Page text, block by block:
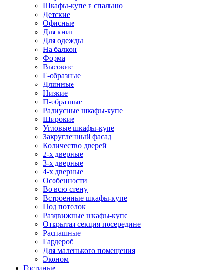
Шкафы-купе в спальню
Детские
Офисные
Для книг
Для одежды
На балкон
Форма
Высокие
Г-образные
Длинные
Низкие
П-образные
Радиусные шкафы-купе
Широкие
Угловые шкафы-купе
Закругленный фасад
Количество дверей
2-х дверные
3-х дверные
4-х дверные
Особенности
Во всю стену
Встроенные шкафы-купе
Под потолок
Раздвижные шкафы-купе
Открытая секция посередине
Распашные
Гардероб
Для маленького помещения
Эконом
Гостиные